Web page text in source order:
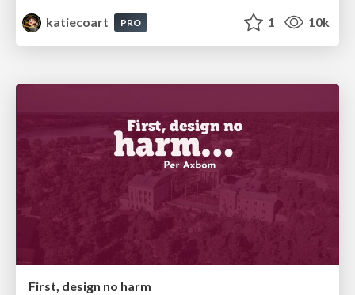
katiecoart
PRO 1 10k
First, design no harm